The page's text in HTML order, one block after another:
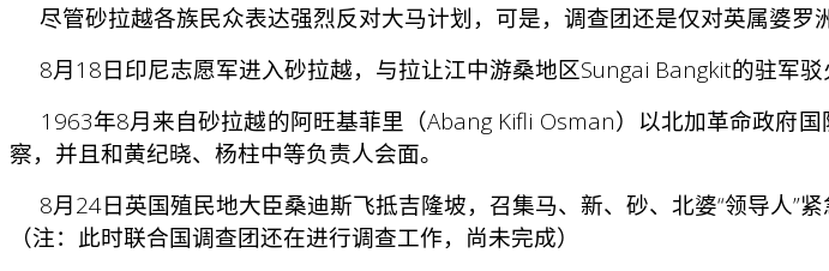
尽管砂拉越各族民众表达强烈反对大马计划，可是，调查团还是仅对英属婆罗
8月18日印尼志愿军进入砂拉越，与拉让江中游桑地区Sungai Bangkit的驻军驳
1963年8月来自砂拉越的阿旺基菲里（Abang Kifli Osman）以北加革命政府国
察，并且和黄纪晓、杨柱中等负责人会面。
8月24日英国殖民地大臣桑迪斯飞抵吉隆坡，召集马、新、砂、北婆“领导人”紧
（注：此时联合国调查团还在进行调查工作，尚未完成）